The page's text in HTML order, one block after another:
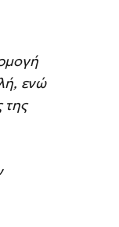
ενώ
της